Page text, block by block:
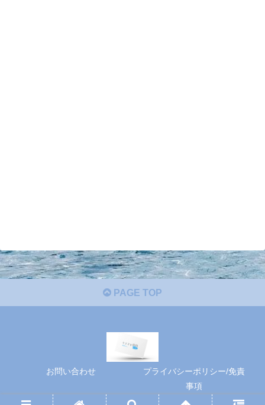
PAGE TOP
お問い合わせ
プライバシーポリシー/免責
事項